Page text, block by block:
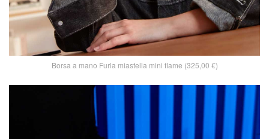
Borsa a mano Furla miastella mini flame (325,00 €)